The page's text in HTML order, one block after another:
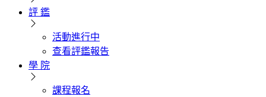
評 鑑
活動進行中
查看評鑑報告
學 院
課程報名